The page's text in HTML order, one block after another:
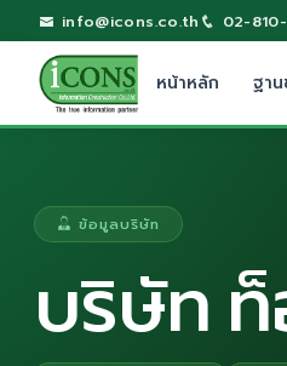
info@icons.co.th 02-
หน้าหลัก ฐา
ข้อมูลบริษัท
บริษัท